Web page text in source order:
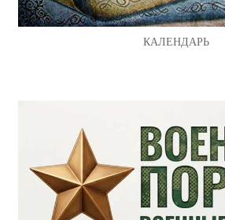
КАЛЕНДАРЬ